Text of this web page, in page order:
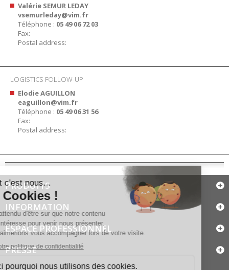
Valérie SEMUR LEDAY
vsemurleday@vim.fr
Téléphone : 05 49 06 72 03
Fax:
Postal address:
LOGISTICS FOLLOW-UP
Elodie AGUILLON
eaguillon@vim.fr
Téléphone : 05 49 06 31 56
Fax:
Postal address:
PRODUITS
INFORMATION
ESPACE PROFESSIONNEL
PRESSE